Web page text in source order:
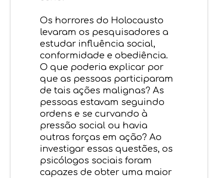
Os horrores do Holocausto
levaram os pesquisadores a
estudar influência social,
conformidade e obediência.
O que poderia explicar por
que as pessoas participaram
de tais ações malignas? As
pessoas estavam seguindo
ordens e se curvando à
pressão social ou havia
outras forças em ação? Ao
investigar essas questões, os
psicólogos sociais foram
capazes de obter uma maior